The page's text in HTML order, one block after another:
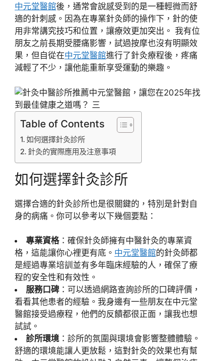
中元堂醫館後，通常會說感受到的是一種輕微而舒
適的針刺感。因為在專業針灸師的操作下，針的使
用非常講究技巧和位置，讓療效更加突出。 我有位
朋友之前長期受腰痛影響，試過按摩也沒有明顯效
果，但自從在中元堂醫館進行了針灸療程後，疼痛
減輕了不少，讓他能重新享受運動的樂趣。
Table of Contents
如何選擇針灸診所
針灸的實際應用及注意事項
如何選擇針灸診所
選擇合適的針灸診所也是很關鍵的，特別是針對自
身的病痛。你可以參考以下幾個要點：
專業資格：確保針灸師擁有中醫針灸的專業資
格，這能讓你心裡更有底。 中元堂醫館的針灸師都
是經過專業培訓並有多年臨床經驗的人，確保了療
程的安全性和有效性。
服務口碑 ：可以透過網路查詢診所的口碑評價，
看看其他患者的經驗。我身邊有一些朋友在中元堂
醫館接受過療程，他們的反饋都很正面，讓我也想
試試。
診所環境 ：診所的氛圍與環境會影響整體體驗。
舒適的環境能讓人更放鬆，這對針灸的效果也有幫